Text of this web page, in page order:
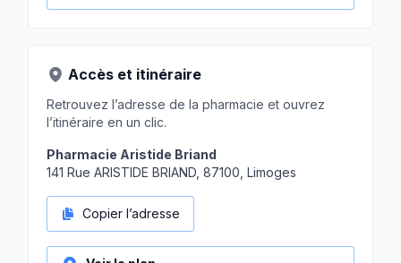
Accès et itinéraire
Retrouvez l’adresse de la pharmacie et ouvrez
l’itinéraire en un clic.
Pharmacie Aristide Briand
141 Rue ARISTIDE BRIAND, 87100, Limoges
Copier l’adresse